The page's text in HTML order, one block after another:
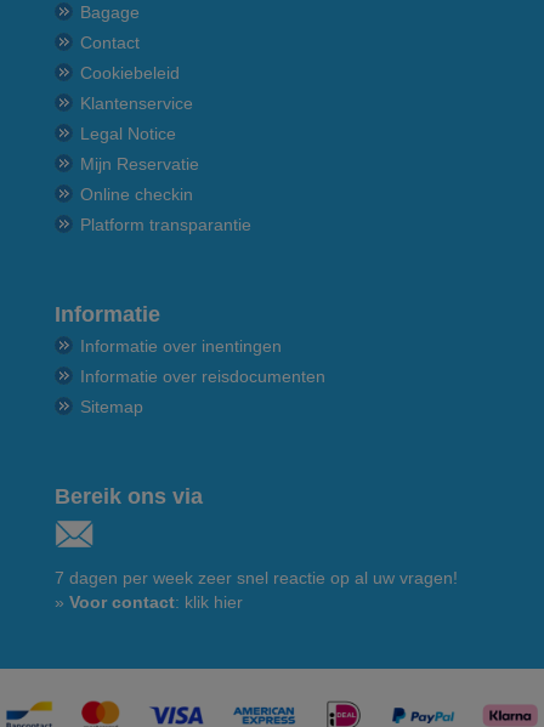
Bagage
Contact
Cookiebeleid
Klantenservice
Legal Notice
Mijn Reservatie
Online checkin
Platform transparantie
Informatie
Informatie over inentingen
Informatie over reisdocumenten
Sitemap
Bereik ons via
7 dagen per week zeer snel reactie op al uw vragen!
» Voor contact: klik hier